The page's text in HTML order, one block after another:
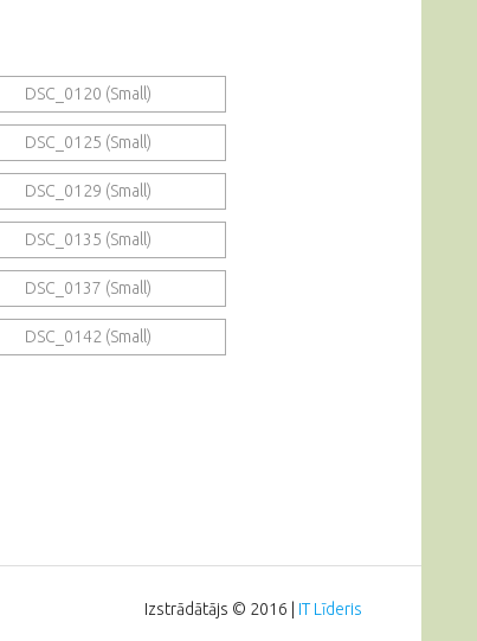
Izstrādātājs © 2016 | IT Līderis